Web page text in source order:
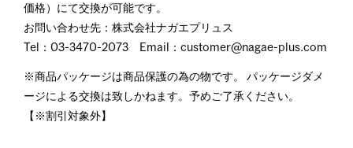
価格）にて交換が可能です。
お問い合わせ先：株式会社ナガエプリュス
Tel：03-3470-2073 Email：customer@nagae-plus.com
※商品パッケージは商品保護の為の物です。 パッケージダメ
ージによる交換は致しかねます。予めご了承ください。
【※割引対象外】